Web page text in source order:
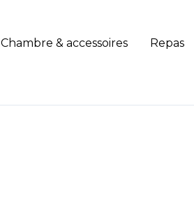
Chambre & accessoires Repas